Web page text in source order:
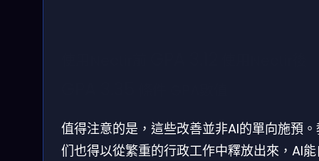
值得注意的是，這些改善並非AI的單向施預
们也得以從繁重的行政工作中釋放出來，AI